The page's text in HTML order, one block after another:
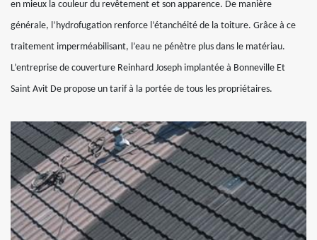
en mieux la couleur du revêtement et son apparence. De manière
générale, l’hydrofugation renforce l’étanchéité de la toiture. Grâce à ce
traitement imperméabilisant, l’eau ne pénètre plus dans le matériau.
L’entreprise de couverture Reinhard Joseph implantée à Bonneville Et
Saint Avit De propose un tarif à la portée de tous les propriétaires.